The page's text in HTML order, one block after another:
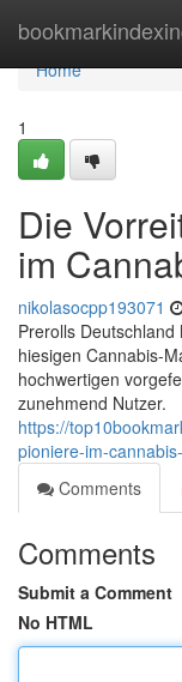
Home
Home
1
Die
im
nikolasocpp193071
Prerolls
hiesigen Cannabis-
hochwertigen
zunehmend Nutzer.
https://
pioniere-im-
Comments
Comments
Submit a Comment
No HTML